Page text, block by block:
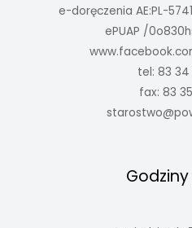
e-doręczenia AE:PL-
ePUAP /
tel: 83 34
fax: 83 35